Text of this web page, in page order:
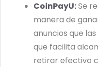
CoinPayU:Se
manera de
anuncios que
que facilita
retirar efectivo